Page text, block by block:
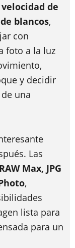
velocidad de
blancos,
con
foto a la luz
y decidir
una
Las
RAW Max, JPG
,
lista para
para un